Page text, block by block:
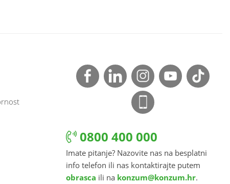
0800 400 000
Imate pitanje? Nazovite nas na besplatni
info telefon ili nas kontaktirajte putem
obrasca ili na konzum@konzum.hr.